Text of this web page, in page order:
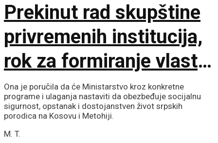
Prekinut rad skupštine
privremenih institucija,
rok za formiranje vlasti
ističe sutra u ponoć
Ona je poručila da će Ministarstvo kroz konkretne
programe i ulaganja nastaviti da obezbeđuje socijalnu
sigurnost, opstanak i dostojanstven život srpskih
porodica na Kosovu i Metohiji.
M. T.